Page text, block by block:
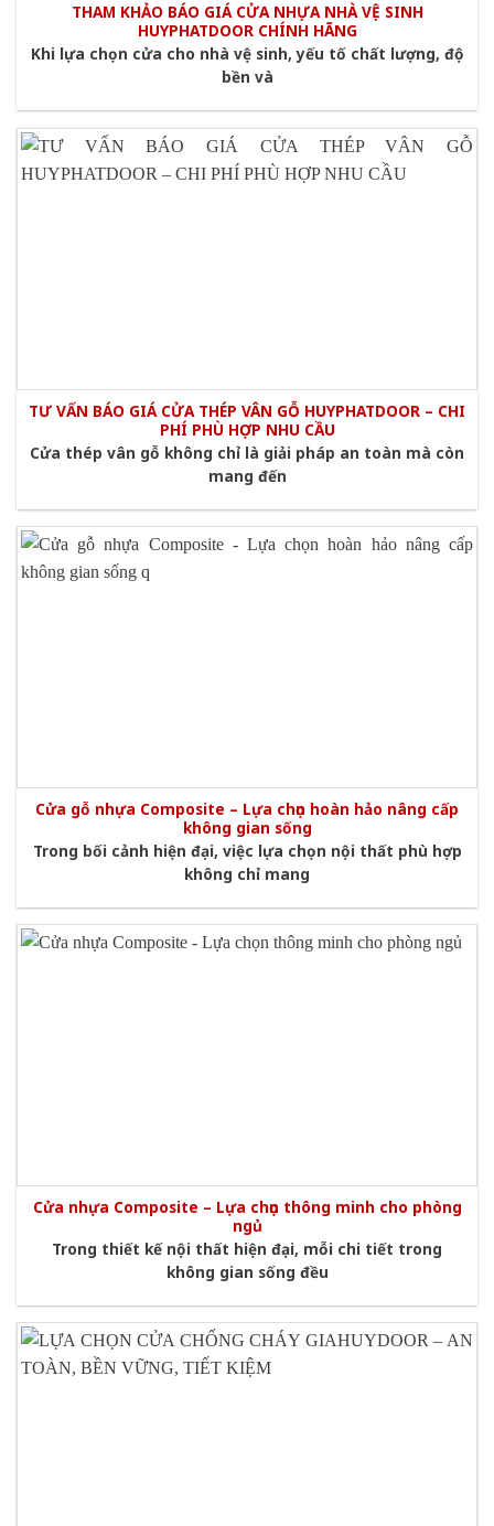
THAM KHẢO BÁO GIÁ CỬA NHỰA NHÀ VỆ SINH
HUYPHATDOOR CHÍNH HÃNG
Khi lựa chọn cửa cho nhà vệ sinh, yếu tố chất lượng, độ
bền và
TƯ VẤN BÁO GIÁ CỬA THÉP VÂN GỖ HUYPHATDOOR – CHI
PHÍ PHÙ HỢP NHU CẦU
Cửa thép vân gỗ không chỉ là giải pháp an toàn mà còn
mang đến
Cửa gỗ nhựa Composite – Lựa chọn hoàn hảo nâng cấp
không gian sống
Trong bối cảnh hiện đại, việc lựa chọn nội thất phù hợp
không chỉ mang
Cửa nhựa Composite – Lựa chọn thông minh cho phòng
ngủ
Trong thiết kế nội thất hiện đại, mỗi chi tiết trong
không gian sống đều